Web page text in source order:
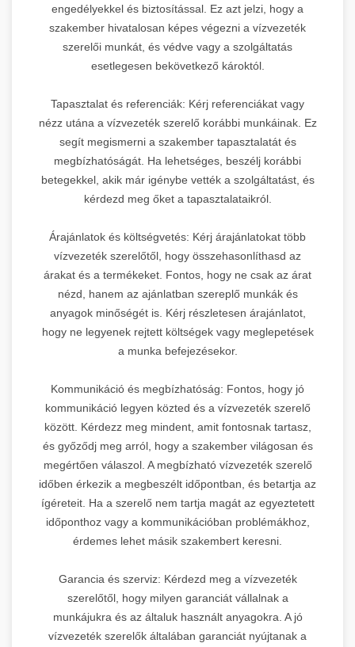
engedélyekkel és biztosítással. Ez azt jelzi, hogy a
szakember hivatalosan képes végezni a vízvezeték
szerelői munkát, és védve vagy a szolgáltatás
esetlegesen bekövetkező károktól.
Tapasztalat és referenciák: Kérj referenciákat vagy
nézz utána a vízvezeték szerelő korábbi munkáinak. Ez
segít megismerni a szakember tapasztalatát és
megbízhatóságát. Ha lehetséges, beszélj korábbi
betegekkel, akik már igénybe vették a szolgáltatást, és
kérdezd meg őket a tapasztalataikról.
Árajánlatok és költségvetés: Kérj árajánlatokat több
vízvezeték szerelőtől, hogy összehasonlíthasd az
árakat és a termékeket. Fontos, hogy ne csak az árat
nézd, hanem az ajánlatban szereplő munkák és
anyagok minőségét is. Kérj részletesen árajánlatot,
hogy ne legyenek rejtett költségek vagy meglepetések
a munka befejezésekor.
Kommunikáció és megbízhatóság: Fontos, hogy jó
kommunikáció legyen közted és a vízvezeték szerelő
között. Kérdezz meg mindent, amit fontosnak tartasz,
és győződj meg arról, hogy a szakember világosan és
megértően válaszol. A megbízható vízvezeték szerelő
időben érkezik a megbeszélt időpontban, és betartja az
ígéreteit. Ha a szerelő nem tartja magát az egyeztetett
időponthoz vagy a kommunikációban problémákhoz,
érdemes lehet másik szakembert keresni.
Garancia és szerviz: Kérdezd meg a vízvezeték
szerelőtől, hogy milyen garanciát vállalnak a
munkájukra és az általuk használt anyagokra. A jó
vízvezeték szerelők általában garanciát nyújtanak a